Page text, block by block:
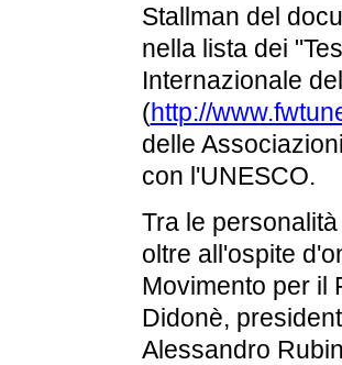
Stallman del
nella lista dei
Internazionale
(http://
delle
con l'UNESCO.
Tra le
oltre all'ospite
Movimento per il
Didonè,
Alessandro